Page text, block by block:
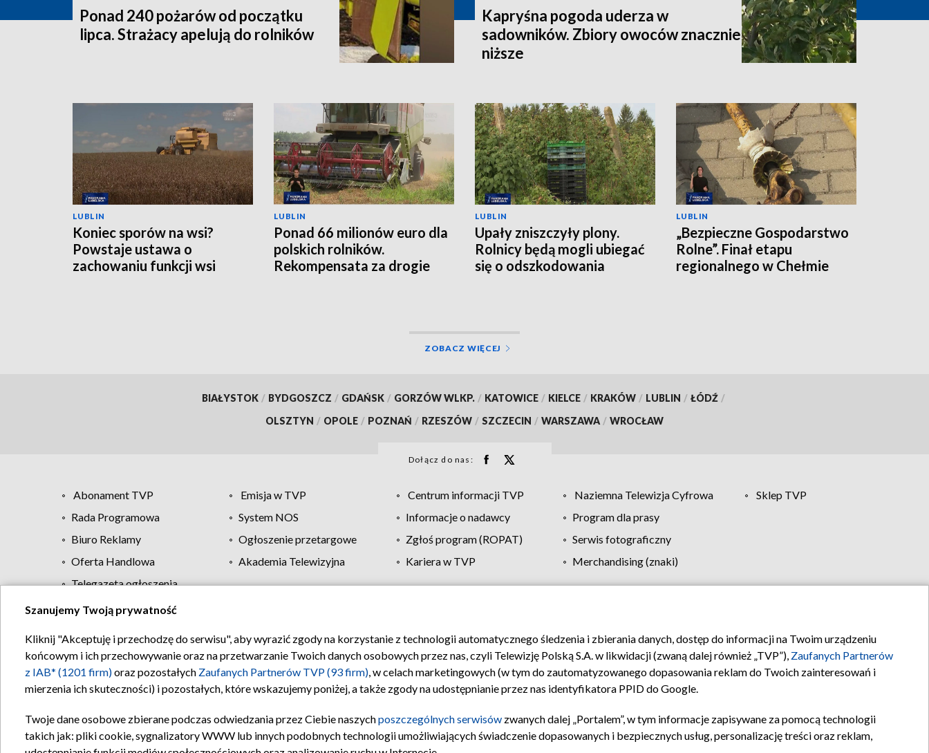
Ponad 240 pożarów od początku
lipca. Strażacy apelują do rolników
Kapryśna pogoda uderza w
sadowników. Zbiory owoców znacznie
niższe
LUBLIN
Koniec sporów na wsi?
Powstaje ustawa o
zachowaniu funkcji wsi
LUBLIN
Ponad 66 milionów euro dla
polskich rolników.
Rekompensata za drogie
LUBLIN
Upały zniszczyły plony.
Rolnicy będą mogli ubiegać
się o odszkodowania
LUBLIN
„Bezpieczne Gospodarstwo
Rolne”. Finał etapu
regionalnego w Chełmie
ZOBACZ WIĘCEJ
BIAŁYSTOK / BYDGOSZCZ / GDAŃSK / GORZÓW WLKP. / KATOWICE / KIELCE / KRAKÓW / LUBLIN / ŁÓDŹ /
OLSZTYN / OPOLE / POZNAŃ / RZESZÓW / SZCZECIN / WARSZAWA / WROCŁAW
Dołącz do nas:
Abonament TVP Emisja w TVP Centrum informacji TVP Naziemna Telewizja Cyfrowa
Sklep TVP
Rada Programowa
System NOS Informacje o nadawcy
Program dla prasy
Biuro Reklamy
Ogłoszenie przetargowe Zgłoś program (ROPAT)
Serwis fotograficzny
Oferta Handlowa
Akademia Telewizyjna Kariera w TVP
Merchandising (znaki)
Telegazeta ogłoszenia
Regulamin TVP Polityka prywatności Moje zgody Pomoc Biuro reklamy Kontakt
Szanujemy Twoją prywatność
Kliknij "Akceptuję i przechodzę do serwisu", aby wyrazić zgody na korzystanie z technologii automatycznego śledzenia i zbierania danych, dostęp do informacji na Twoim urządzeniu
końcowym i ich przechowywanie oraz na przetwarzanie Twoich danych osobowych przez nas, czyli Telewizję Polską S.A. w likwidacji (zwaną dalej również „TVP”), Zaufanych Partnerów
z IAB* (1201 firm)oraz pozostałych Zaufanych Partnerów TVP (93 firm), w celach marketingowych (w tym do zautomatyzowanego dopasowania reklam do Twoich zainteresowań i
mierzenia ich skuteczności) i pozostałych, które wskazujemy poniżej, a także zgody na udostępnianie przez nas identyfikatora PPID do Google.
Twoje dane osobowe zbierane podczas odwiedzania przez Ciebie naszychposzczególnych serwisów zwanych dalej „Portalem”, w tym informacje zapisywane za pomocą technologii
takich jak: pliki cookie, sygnalizatory WWW lub innych podobnych technologii umożliwiających świadczenie dopasowanych i bezpiecznych usług, personalizację treści oraz reklam,